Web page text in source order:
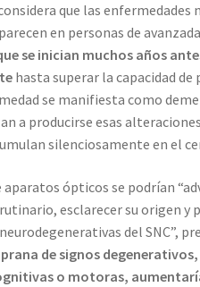
que las
en personas de
se inician muchos años
hasta superar la capacidad
se manifiesta como
a producirse esas
silenciosamente en el
aparatos ópticos se podrían
esclarecer su origen y
del SNC”,
de signos
o motoras,